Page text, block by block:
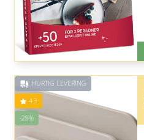
HURTIG LEVERING
4.3
-28%